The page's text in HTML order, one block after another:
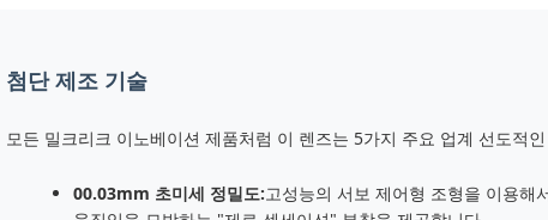
첨단 제조 기술
모든 밀크리크 이노베이션 제품처럼 이 렌즈는 5가지 주요 업계 선도적
00.03mm 초미세 정밀도:고성능의 서보 제어형 조형을 이용